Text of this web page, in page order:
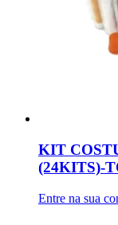
KIT
(24KITS)-
Entre na sua